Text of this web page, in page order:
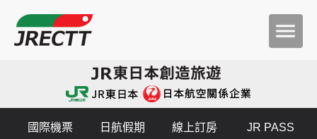
國際機票 日航假期 線上訂房 JR PASS